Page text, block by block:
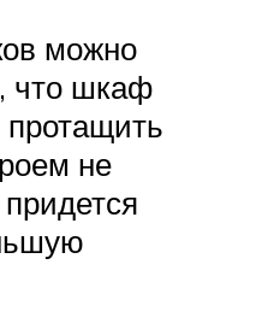
можно
что шкаф
не